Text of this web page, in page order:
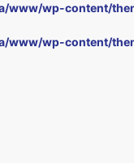
www/wp-content/
www/wp-content/